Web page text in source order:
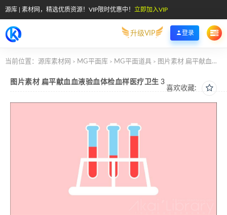
源库 | 素材网，精选优质资源！VIP限时优惠中！ 立即加入VIP
升级VIP 登录
当前位置： 源库素材网 > MG平面库 > MG平面道具 > 图片素材 扁平献血血液验血体检血样医疗卫生 3
喜欢收藏:
图片素材 扁平献血血液验血体检血样医疗卫生 3